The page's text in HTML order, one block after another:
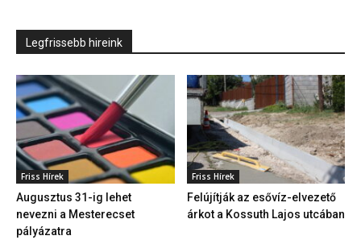
Legfrissebb hireink
Friss Hírek
Augusztus 31-ig lehet
nevezni a Mesterecset
pályázatra
Friss Hírek
Felújítják az esővíz-elvezető
árkot a Kossuth Lajos utcában